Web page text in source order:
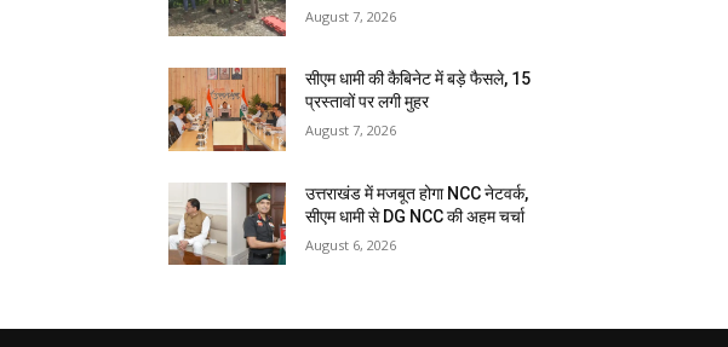
August 7, 2026
सीएम धामी की कैबिनेट में बड़े फैसले, 15
प्रस्तावों पर लगी मुहर
August 7, 2026
उत्तराखंड में मजबूत होगा NCC नेटवर्क,
सीएम धामी से DG NCC की अहम चर्चा
August 6, 2026